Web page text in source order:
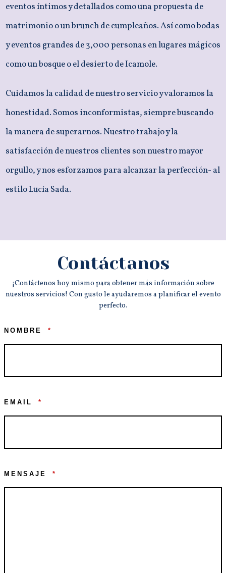
eventos íntimos y detallados como una propuesta de
matrimonio o un brunch de cumpleaños. Así como bodas
y eventos grandes de 3,000 personas en lugares mágicos
como un bosque o el desierto de Icamole.
Cuidamos la calidad de nuestro servicio y valoramos la
honestidad. Somos inconformistas, siempre buscando
la manera de superarnos. Nuestro trabajo y la
satisfacción de nuestros clientes son nuestro mayor
orgullo, y nos esforzamos para alcanzar la perfección- al
estilo Lucía Sada.
Contáctanos
¡Contáctenos hoy mismo para obtener más información sobre
nuestros servicios! Con gusto le ayudaremos a planificar el evento
perfecto.
NOMBRE *
EMAIL *
MENSAJE *